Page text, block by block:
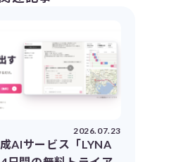
2026.07.23
AIサービス「LYNA